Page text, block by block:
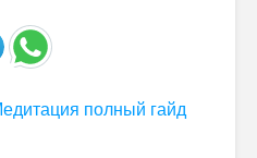
полный гайд